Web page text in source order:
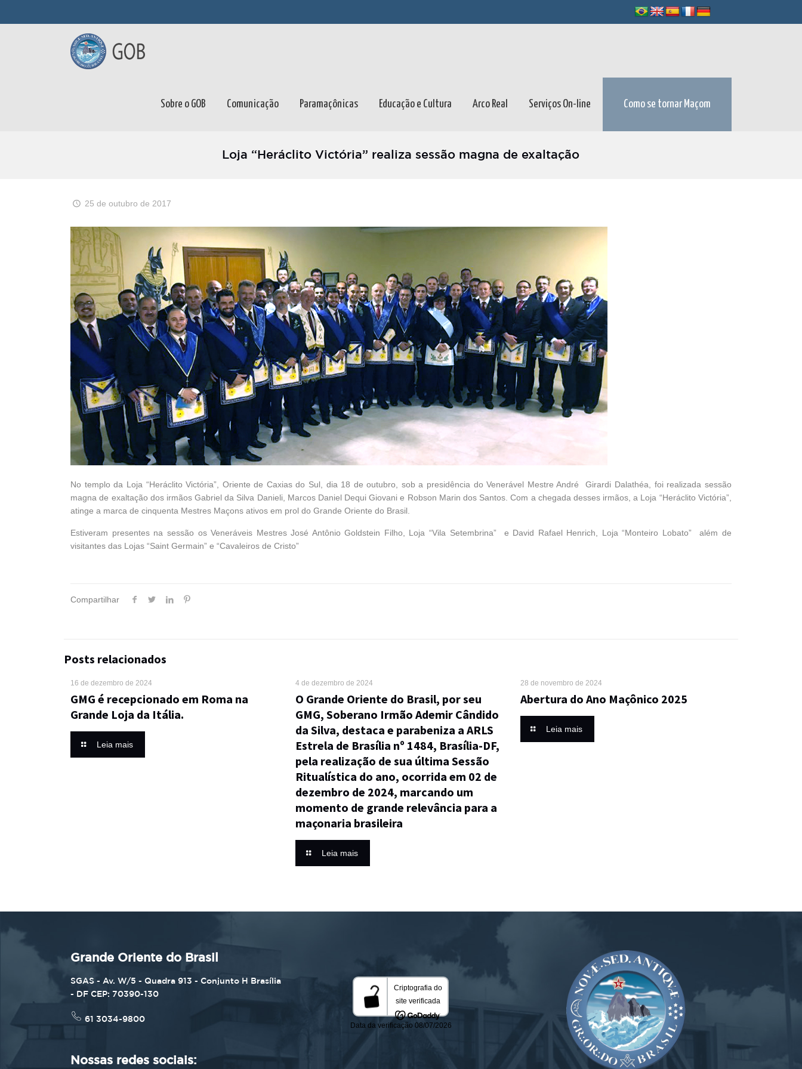
Sobre o GOB Comunicação Paramaçônicas Educação e Cultura Arco Real Serviços On-line Como se tornar Maçom
Loja “Heráclito Victória” realiza sessão magna de exaltação
25 de outubro de 2017
No templo da Loja “Heráclito Victória”, Oriente de Caxias do Sul, dia 18 de outubro, sob a presidência do Venerável Mestre André Girardi Dalathéa, foi realizada sessão
magna de exaltação dos irmãos Gabriel da Silva Danieli, Marcos Daniel Dequi Giovani e Robson Marin dos Santos. Com a chegada desses irmãos, a Loja “Heráclito Victória”,
atinge a marca de cinquenta Mestres Maçons ativos em prol do Grande Oriente do Brasil.
Estiveram presentes na sessão os Veneráveis Mestres José Antônio Goldstein Filho, Loja “Vila Setembrina” e David Rafael Henrich, Loja “Monteiro Lobato” além de
visitantes das Lojas “Saint Germain” e “Cavaleiros de Cristo”
Compartilhar
Posts relacionados
16 de dezembro de 2024
GMG é recepcionado em Roma na
Grande Loja da Itália.
Leia mais
4 de dezembro de 2024
O Grande Oriente do Brasil, por seu
GMG, Soberano Irmão Ademir Cândido
da Silva, destaca e parabeniza a ARLS
Estrela de Brasília nº 1484, Brasília-DF,
pela realização de sua última Sessão
Ritualística do ano, ocorrida em 02 de
dezembro de 2024, marcando um
momento de grande relevância para a
maçonaria brasileira
Leia mais
28 de novembro de 2024
Abertura do Ano Maçônico 2025
Leia mais
Grande Oriente do Brasil
SGAS - Av. W/5 - Quadra 913 - Conjunto H Brasília
- DF CEP: 70390-130
61 3034-9800
Nossas redes sociais: